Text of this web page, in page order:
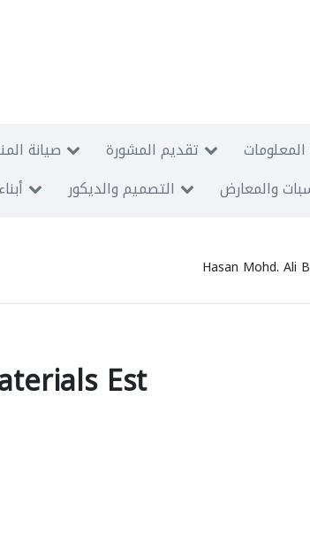
صيانة تقديم المشورة
التصميم والديكور والمعارض
Hasan Mohd. Ali
Est